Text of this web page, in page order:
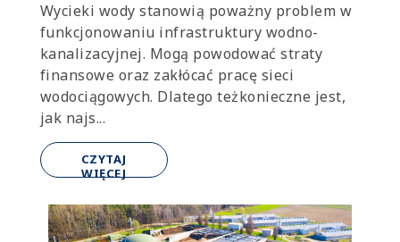
Wycieki wody stanowią poważny problem w
funkcjonowaniu infrastruktury wodno-
kanalizacyjnej. Mogą powodować straty
finansowe oraz zakłócać pracę sieci
wodociągowych. Dlatego teżkonieczne jest,
jak najs...
CZYTAJ
WIĘCEJ